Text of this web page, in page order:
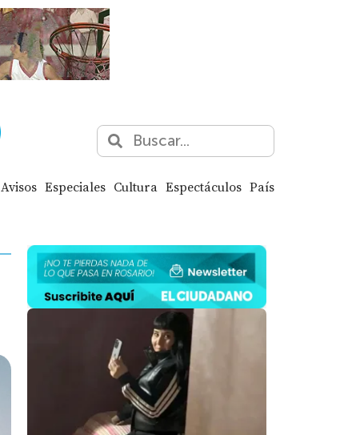
Avisos Especiales Cultura Espectáculos País